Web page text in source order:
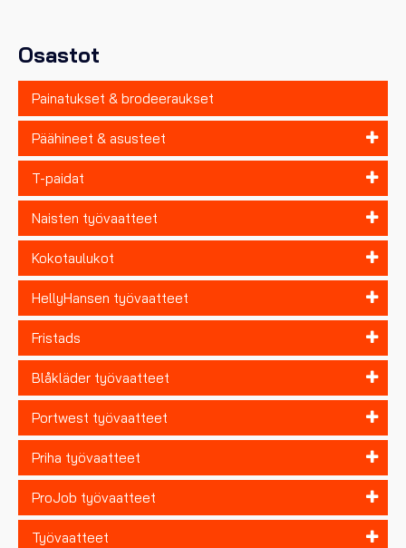
Osastot
Painatukset & brodeeraukset
Päähineet & asusteet
T-paidat
Naisten työvaatteet
Kokotaulukot
HellyHansen työvaatteet
Fristads
Blåkläder työvaatteet
Portwest työvaatteet
Priha työvaatteet
ProJob työvaatteet
Työvaatteet